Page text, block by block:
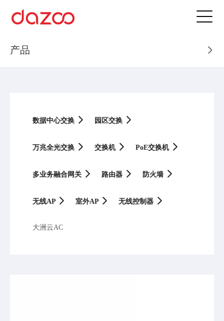
产品
数据中心交换 园区交换
万兆全光交换 交换机 PoE交换机
多业务融合网关 路由器 防火墙
无线AP 室外AP 无线控制器
大洲云AC